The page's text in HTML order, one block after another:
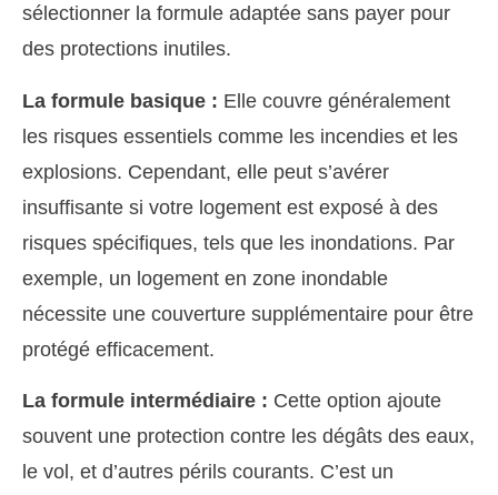
sélectionner la formule adaptée sans payer pour
des protections inutiles.
La formule basique : Elle couvre généralement
les risques essentiels comme les incendies et les
explosions. Cependant, elle peut s’avérer
insuffisante si votre logement est exposé à des
risques spécifiques, tels que les inondations. Par
exemple, un logement en zone inondable
nécessite une couverture supplémentaire pour être
protégé efficacement.
La formule intermédiaire : Cette option ajoute
souvent une protection contre les dégâts des eaux,
le vol, et d’autres périls courants. C’est un